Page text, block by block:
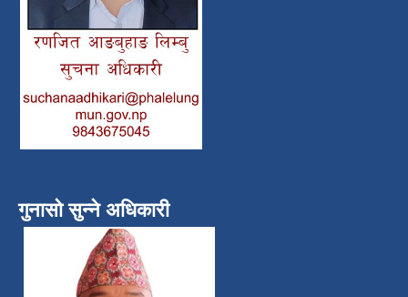
गुनासो सुन्ने अधिकारी